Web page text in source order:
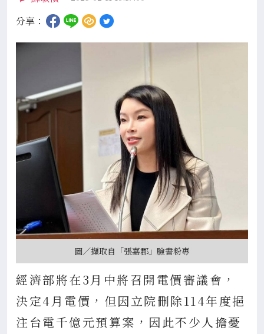
分享：
圖／擷取自「張嘉郡」臉書粉專
經濟部將在3月中將召開電價審議會，
決定4月電價，但因立院刪除114年度挹
注台電千億元預算案，因此不少人擔憂